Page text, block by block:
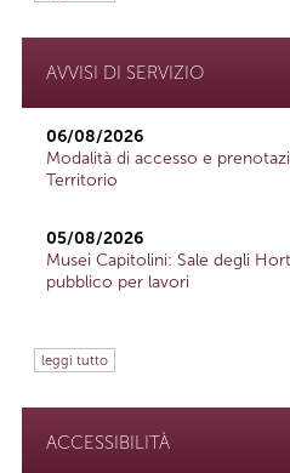
AVVISI DI SERVIZIO
06/08/2026
Modalità di accesso e
Territorio
05/08/2026
Musei Capitolini: Sale degli
pubblico per lavori
leggi tutto
ACCESSIBILITÀ